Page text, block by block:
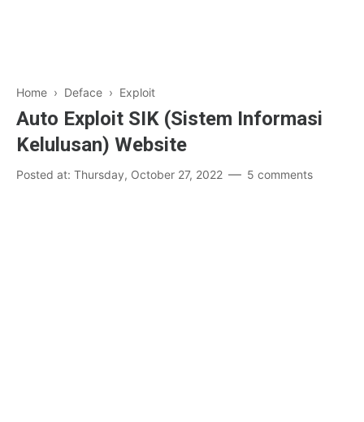
Home › Deface › Exploit
Auto Exploit SIK (Sistem Informasi
Kelulusan) Website
Posted at: Thursday, October 27, 2022 5 comments